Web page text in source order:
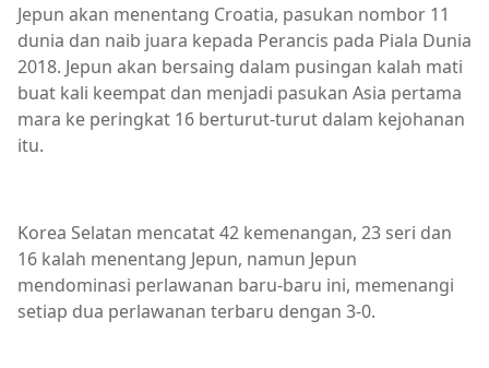
Jepun akan menentang Croatia, pasukan nombor 11
dunia dan naib juara kepada Perancis pada Piala Dunia
2018. Jepun akan bersaing dalam pusingan kalah mati
buat kali keempat dan menjadi pasukan Asia pertama
mara ke peringkat 16 berturut-turut dalam kejohanan
itu.
Korea Selatan mencatat 42 kemenangan, 23 seri dan
16 kalah menentang Jepun, namun Jepun
mendominasi perlawanan baru-baru ini, memenangi
setiap dua perlawanan terbaru dengan 3-0.